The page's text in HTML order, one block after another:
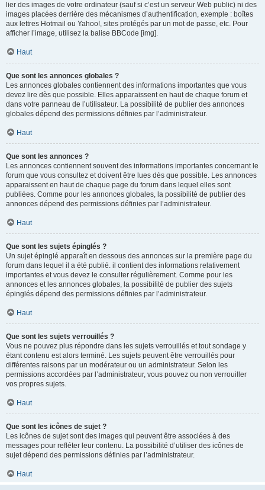
lier des images de votre ordinateur (sauf si c’est un serveur Web public) ni des
images placées derrière des mécanismes d’authentification, exemple : boîtes
aux lettres Hotmail ou Yahoo!, sites protégés par un mot de passe, etc. Pour
afficher l’image, utilisez la balise BBCode [img].
Haut
Que sont les annonces globales ?
Les annonces globales contiennent des informations importantes que vous
devez lire dès que possible. Elles apparaissent en haut de chaque forum et
dans votre panneau de l’utilisateur. La possibilité de publier des annonces
globales dépend des permissions définies par l’administrateur.
Haut
Que sont les annonces ?
Les annonces contiennent souvent des informations importantes concernant le
forum que vous consultez et doivent être lues dès que possible. Les annonces
apparaissent en haut de chaque page du forum dans lequel elles sont
publiées. Comme pour les annonces globales, la possibilité de publier des
annonces dépend des permissions définies par l’administrateur.
Haut
Que sont les sujets épinglés ?
Un sujet épinglé apparaît en dessous des annonces sur la première page du
forum dans lequel il a été publié. il contient des informations relativement
importantes et vous devez le consulter régulièrement. Comme pour les
annonces et les annonces globales, la possibilité de publier des sujets
épinglés dépend des permissions définies par l’administrateur.
Haut
Que sont les sujets verrouillés ?
Vous ne pouvez plus répondre dans les sujets verrouillés et tout sondage y
étant contenu est alors terminé. Les sujets peuvent être verrouillés pour
différentes raisons par un modérateur ou un administrateur. Selon les
permissions accordées par l’administrateur, vous pouvez ou non verrouiller
vos propres sujets.
Haut
Que sont les icônes de sujet ?
Les icônes de sujet sont des images qui peuvent être associées à des
messages pour refléter leur contenu. La possibilité d’utiliser des icônes de
sujet dépend des permissions définies par l’administrateur.
Haut